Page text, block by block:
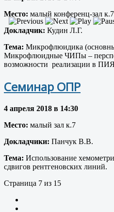
Место: малый конференц-зал к.7
Докладчик: Кудин Л.Г.
Тема: Микрофлюидика
Микрофлюидные ЧИПы –
возможности реализации в
Семинар ОПР
4 апреля 2018 в 14:30
Место: малый зал к.7
Докладчики: Панчук В.В.
Тема: Использование
сдвигов рентгеновских линий.
Страница 7 из 15